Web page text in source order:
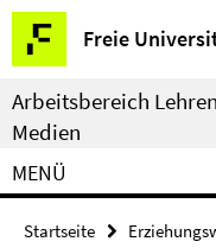
Springe
direkt
zu
Inhalt
Freie
Service-
Navigation
Arbeitsbereich
Medien
MENÜ
Startseite